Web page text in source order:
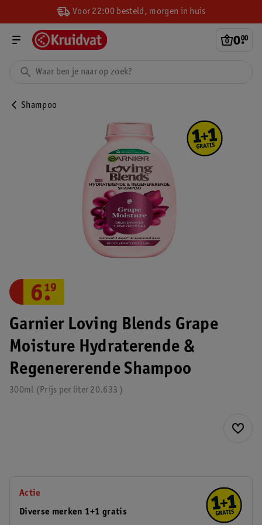
Voor 22:00 besteld, morgen in huis
0.
00
Shampoo
Garnier Loving Blends Grape
Moisture Hydraterende &
Regenererende Shampoo
300ml 20.633
Prijs per liter
6.
19
Actie
Diverse merken 1+1 gratis